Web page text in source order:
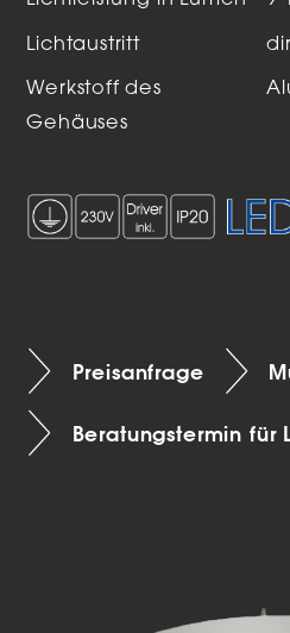
Lichtaustritt
Werkstoff des
Gehäuses
Preisanfrage
Beratungstermin für